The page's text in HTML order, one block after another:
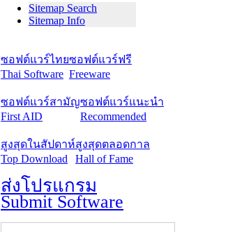
Sitemap Search
Sitemap Info
ซอฟต์แวร์ไทย
Thai Software
ซอฟต์แวร์ฟรี
Freeware
ซอฟต์แวร์สามัญ
First AID
ซอฟต์แวร์แนะนำ
Recommended
สูงสุดในสัปดาห์
Top Download
สูงสุดตลอดกาล
Hall of Fame
ส่งโปรแกรม
Submit Software